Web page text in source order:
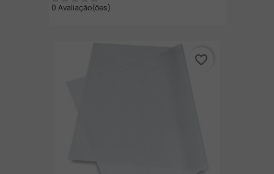
0 Avaliação(ões)
favorite_border